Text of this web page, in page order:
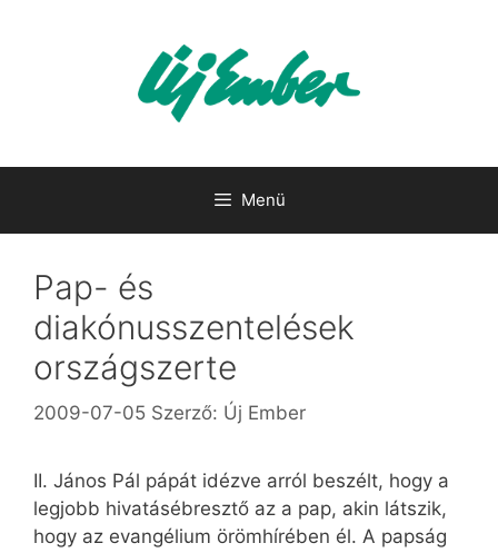
Menü
Pap- és
diakónusszentelések
országszerte
2009-07-05 Szerző: Új Ember
II. János Pál pápát idézve arról beszélt, hogy a
legjobb hivatásébresztő az a pap, akin látszik,
hogy az evangélium örömhírében él. A papság